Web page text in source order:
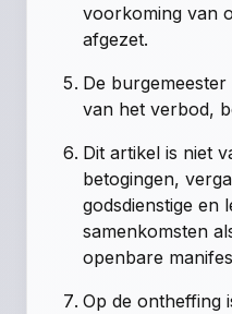
voorkoming van
afgezet.
De
van het verbod,
Dit artikel is niet
betogingen,
godsdienstige en
samenkomsten
openbare
Op de ontheffing